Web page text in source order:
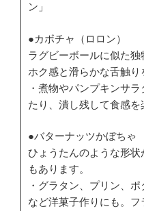
ン」
●カボチャ（ロロン）
ラグビーボールに似た
ホク感と滑らかな舌触り
・煮物やパンプキンサ
たり、潰し残して食感を
●バターナッツかぼちゃ
ひょうたんのような形
もあります。
・グラタン、プリン、
など洋菓子作りにも。フ